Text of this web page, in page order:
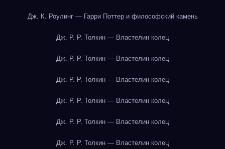
Дж. К. Роулинг — Гарри Поттер и философский камень
Дж. Р. Р. Толкин — Властелин колец
Дж. Р. Р. Толкин — Властелин колец
Дж. Р. Р. Толкин — Властелин колец
Дж. Р. Р. Толкин — Властелин колец
Дж. Р. Р. Толкин — Властелин колец
Дж. Р. Р. Толкин — Властелин колец